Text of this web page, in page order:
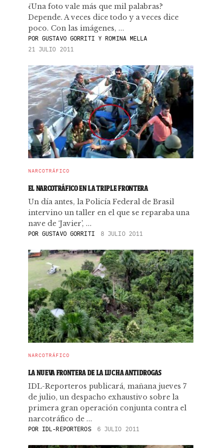
¿Una foto vale más que mil palabras?
Depende. A veces dice todo y a veces dice
poco. Con las imágenes, ...
PORGUSTAVO GORRITI Y ROMINA MELLA
21 JULIO 2011
NARCOTRÁFICO
EL NARCOTRÁFICO EN LA TRIPLE FRONTERA
Un día antes, la Policía Federal de Brasil
intervino un taller en el que se reparaba una
nave de ‘Javier’, ...
POR GUSTAVO GORRITI 8 JULIO 2011
NARCOTRÁFICO
LA NUEVA FRONTERA DE LA LUCHA ANTIDROGAS
IDL-Reporteros publicará, mañana jueves 7
de julio, un despacho exhaustivo sobre la
primera gran operación conjunta contra el
narcotráfico de ...
POR IDL-REPORTEROS 6 JULIO 2011